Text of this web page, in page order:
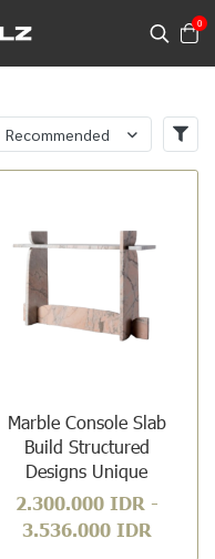
0
Recommended
Marble Console Slab
Build Structured
Designs Unique
2.300.000 IDR -
3.536.000 IDR